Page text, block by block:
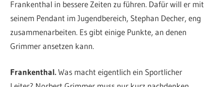
Frankenthal in bessere Zeiten zu führen. Dafür will er mit
seinem Pendant im Jugendbereich, Stephan Decher, eng
zusammenarbeiten. Es gibt einige Punkte, an denen
Grimmer ansetzen kann.
Frankenthal.Was macht eigentlich ein Sportlicher